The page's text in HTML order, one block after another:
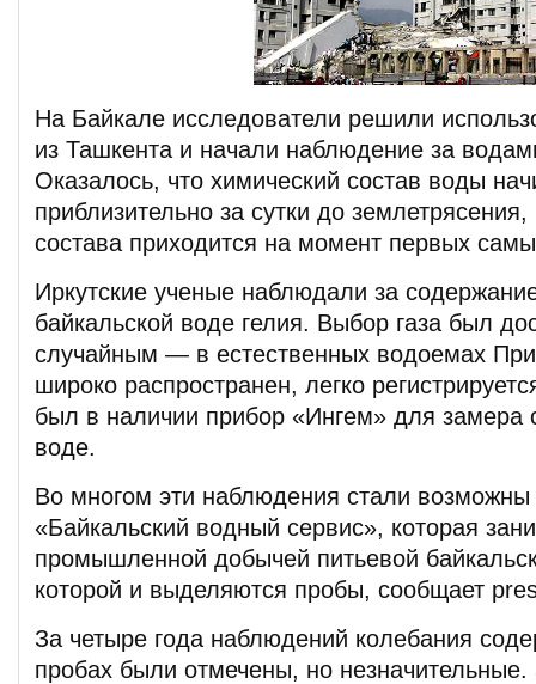
На Байкале исследователи решили
из Ташкента и начали наблюдение за
Оказалось, что химический состав воды
приблизительно за сутки до
состава приходится на момент первых
Иркутские ученые наблюдали за
байкальской воде гелия. Выбор газа был
случайным — в естественных водоемах
широко распространен, легко
был в наличии прибор «Ингем» для замера
воде.
Во многом эти наблюдения стали
«Байкальский водный сервис», которая
промышленной добычей питьевой
которой и выделяются пробы, сообщает
За четыре года наблюдений колебания
пробах были отмечены, но